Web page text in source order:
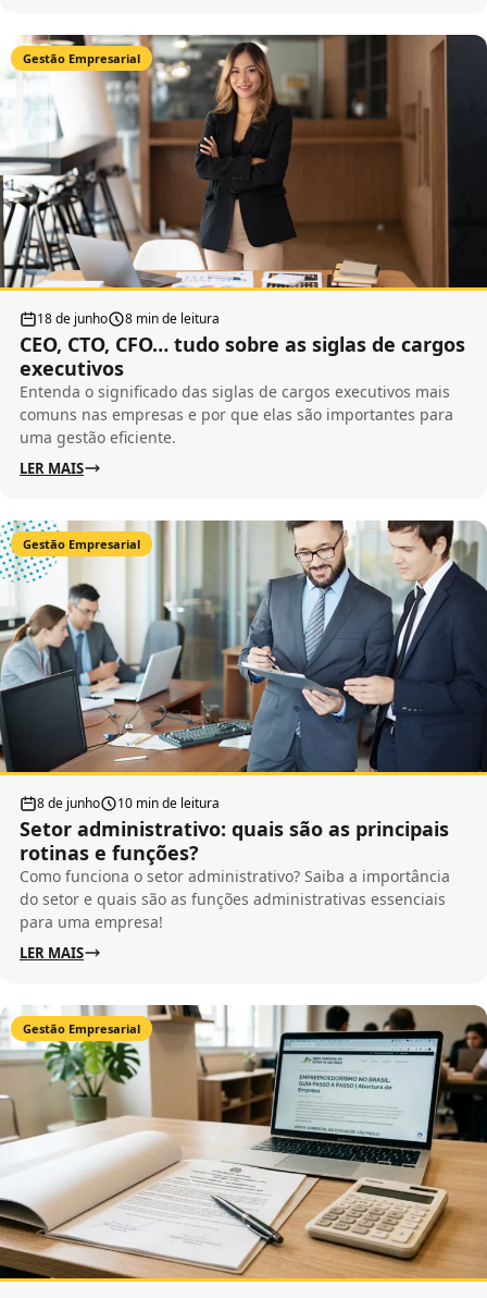
Gestão Empresarial
18 de junho 8 min de leitura
CEO, CTO, CFO… tudo sobre as siglas de cargos
executivos
Entenda o significado das siglas de cargos executivos mais
comuns nas empresas e por que elas são importantes para
uma gestão eficiente.
LER MAIS
Gestão Empresarial
8 de junho 10 min de leitura
Setor administrativo: quais são as principais
rotinas e funções?
Como funciona o setor administrativo? Saiba a importância
do setor e quais são as funções administrativas essenciais
para uma empresa!
LER MAIS
Gestão Empresarial